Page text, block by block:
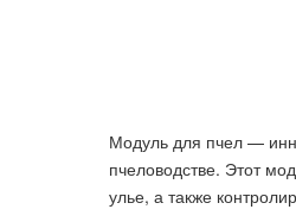
Модуль для пчел —
пчеловодстве. Этот
улье, а также